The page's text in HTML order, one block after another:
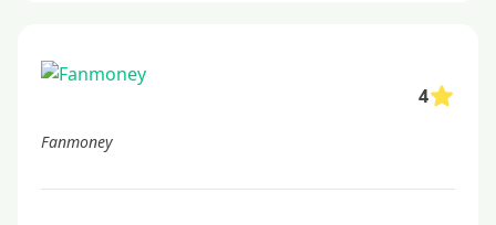
4
Fanmoney